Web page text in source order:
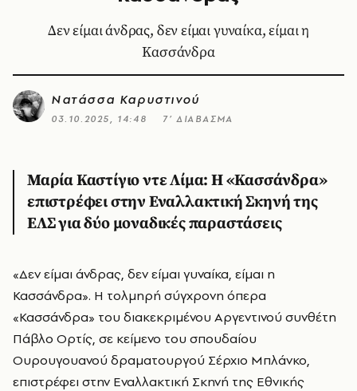
Δεν είμαι άνδρας, δεν είμαι γυναίκα, είμαι η
Κασσάνδρα
Νατάσσα Καρυστινού
03.10.2025, 14:48 7’ ΔΙΑΒΑΣΜΑ
Μαρία Καστίγιο ντε Λίμα: Η «Κασσάνδρα»
επιστρέφει στην Εναλλακτική Σκηνή της
ΕΛΣ για δύο μοναδικές παραστάσεις
«Δεν είμαι άνδρας, δεν είμαι γυναίκα, είμαι η
Κασσάνδρα». Η τολμηρή σύγχρονη όπερα
«Κασσάνδρα» του διακεκριμένου Αργεντινού συνθέτη
Πάβλο Ορτίς, σε κείμενο του σπουδαίου
Ουρουγουανού δραματουργού Σέρχιο Μπλάνκο,
επιστρέφει στην Εναλλακτική Σκηνή της Εθνικής